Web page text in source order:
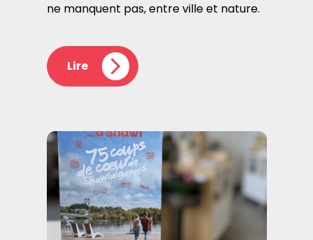
ne manquent pas, entre ville et nature.
Lire